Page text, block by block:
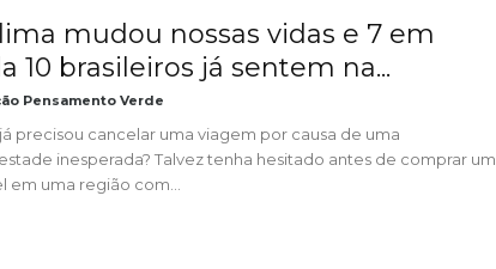
mudou nossas vidas e 7 em
10 brasileiros já sentem na...
Pensamento Verde
precisou cancelar uma viagem por causa de uma
inesperada? Talvez tenha hesitado antes de comprar um
em uma região com...